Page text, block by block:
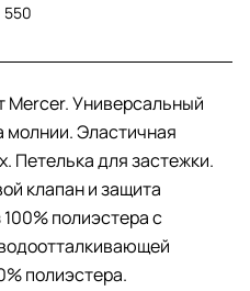
550
Mercer. Универсальный
молнии. Эластичная
Петелька для застежки.
клапан и защита
полиэстера с
полиэстера.